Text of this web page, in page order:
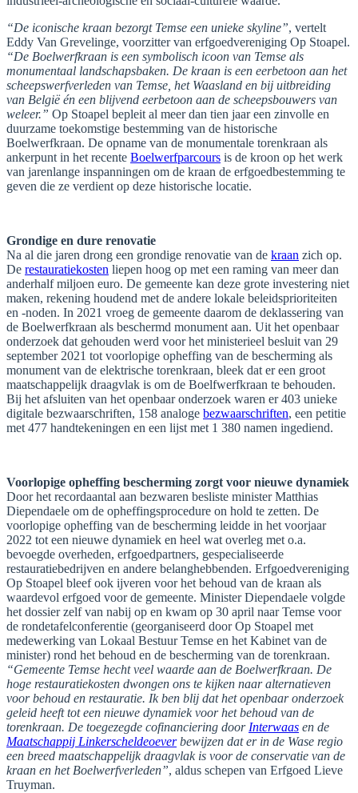
“De iconische kraan bezorgt Temse een unieke skyline”, vertelt
Eddy Van Grevelinge, voorzitter van erfgoedvereniging Op Stoapel.
“De Boelwerfkraan is een symbolisch icoon van Temse als
monumentaal landschapsbaken. De kraan is een eerbetoon aan het
scheepswerfverleden van Temse, het Waasland en bij uitbreiding
van België én een blijvend eerbetoon aan de scheepsbouwers van
weleer.” Op Stoapel bepleit al meer dan tien jaar een zinvolle en
duurzame toekomstige bestemming van de historische
Boelwerfkraan. De opname van de monumentale torenkraan als
ankerpunt in het recente Boelwerfparcours is de kroon op het werk
van jarenlange inspanningen om de kraan de erfgoedbestemming te
geven die ze verdient op deze historische locatie.
Grondige en dure renovatie
Na al die jaren drong een grondige renovatie van de kraan zich op.
De restauratiekosten liepen hoog op met een raming van meer dan
anderhalf miljoen euro. De gemeente kan deze grote investering niet
maken, rekening houdend met de andere lokale beleidsprioriteiten
en -noden. In 2021 vroeg de gemeente daarom de deklassering van
de Boelwerfkraan als beschermd monument aan. Uit het openbaar
onderzoek dat gehouden werd voor het ministerieel besluit van 29
september 2021 tot voorlopige opheffing van de bescherming als
monument van de elektrische torenkraan, bleek dat er een groot
maatschappelijk draagvlak is om de Boelfwerfkraan te behouden.
Bij het afsluiten van het openbaar onderzoek waren er 403 unieke
digitale bezwaarschriften, 158 analoge bezwaarschriften, een petitie
met 477 handtekeningen en een lijst met 1 380 namen ingediend.
Voorlopige opheffing bescherming zorgt voor nieuwe dynamiek
Door het recordaantal aan bezwaren besliste minister Matthias
Diependaele om de opheffingsprocedure on hold te zetten. De
voorlopige opheffing van de bescherming leidde in het voorjaar
2022 tot een nieuwe dynamiek en heel wat overleg met o.a.
bevoegde overheden, erfgoedpartners, gespecialiseerde
restauratiebedrijven en andere belanghebbenden. Erfgoedvereniging
Op Stoapel bleef ook ijveren voor het behoud van de kraan als
waardevol erfgoed voor de gemeente. Minister Diependaele volgde
het dossier zelf van nabij op en kwam op 30 april naar Temse voor
de rondetafelconferentie (georganiseerd door Op Stoapel met
medewerking van Lokaal Bestuur Temse en het Kabinet van de
minister) rond het behoud en de bescherming van de torenkraan.
“Gemeente Temse hecht veel waarde aan de Boelwerfkraan. De
hoge restauratiekosten dwongen ons te kijken naar alternatieven
voor behoud en restauratie. Ik ben blij dat het openbaar onderzoek
geleid heeft tot een nieuwe dynamiek voor het behoud van de
torenkraan. De toegezegde cofinanciering door Interwaas en de
Maatschappij Linkerscheldeoeverbewijzen dat er in de Wase regio
een breed maatschappelijk draagvlak is voor de conservatie van de
kraan en het Boelwerfverleden”, aldus schepen van Erfgoed Lieve
Truyman.